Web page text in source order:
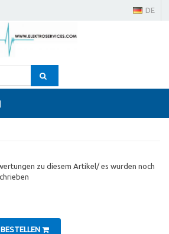
DE
zu diesem Artikel/ es wurden noch